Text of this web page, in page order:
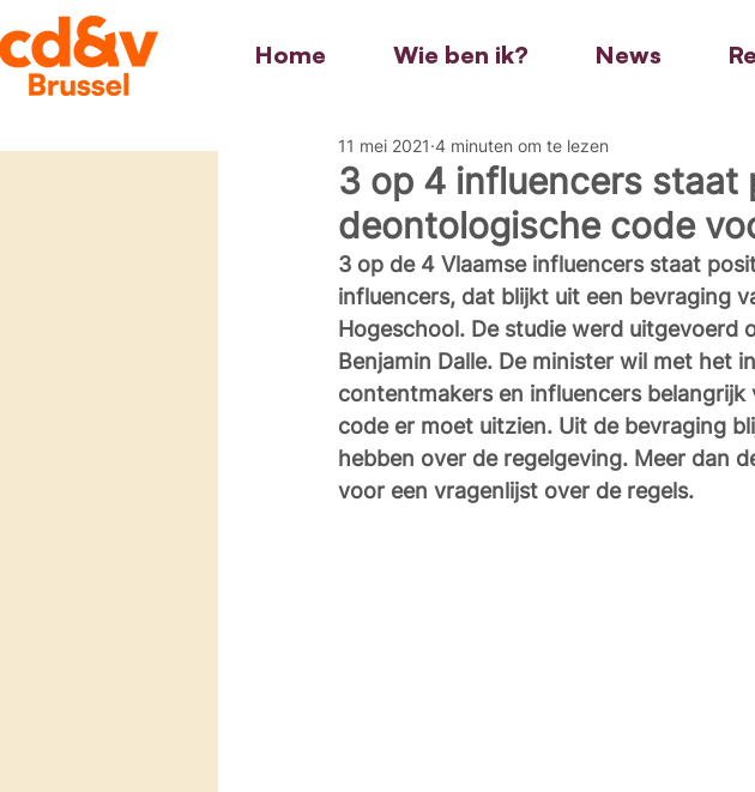
Home Wie ben ik? News
3 op 4 influencers staat
deontologische code
11 mei 2021 4 minuten om te lezen
3 op de 4 Vlaamse influencers staat
influencers, dat blijkt uit een bevraging
Hogeschool. De studie werd uitgevoerd
Benjamin Dalle. De minister wil met het
contentmakers en influencers
code er moet uitzien. Uit de bevraging
hebben over de regelgeving. Meer dan
voor een vragenlijst over de regels.